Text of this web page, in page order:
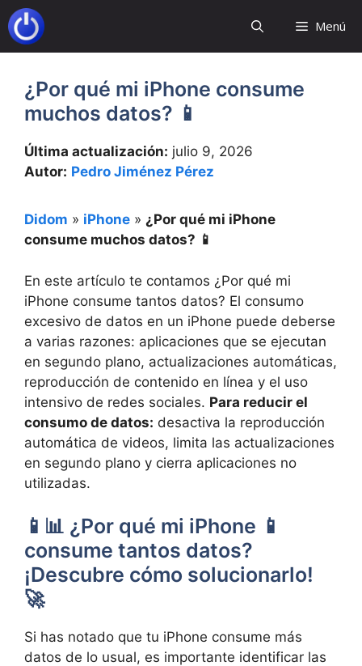
Saltar
al
contenido
Menú
¿Por qué mi iPhone consume
muchos datos? 📱
Última actualización: julio 9, 2026
Autor: Pedro Jiménez Pérez
Didom » iPhone » ¿Por qué mi iPhone
consume muchos datos? 📱
En este artículo te contamos ¿Por qué mi
iPhone consume tantos datos? El consumo
excesivo de datos en un iPhone puede deberse
a varias razones: aplicaciones que se ejecutan
en segundo plano, actualizaciones automáticas,
reproducción de contenido en línea y el uso
intensivo de redes sociales. Para reducir el
consumo de datos: desactiva la reproducción
automática de videos, limita las actualizaciones
en segundo plano y cierra aplicaciones no
utilizadas.
📱📊 ¿Por qué mi iPhone 📱
consume tantos datos?
¡Descubre cómo solucionarlo!
🚀
Si has notado que tu iPhone consume más
datos de lo usual, es importante identificar las